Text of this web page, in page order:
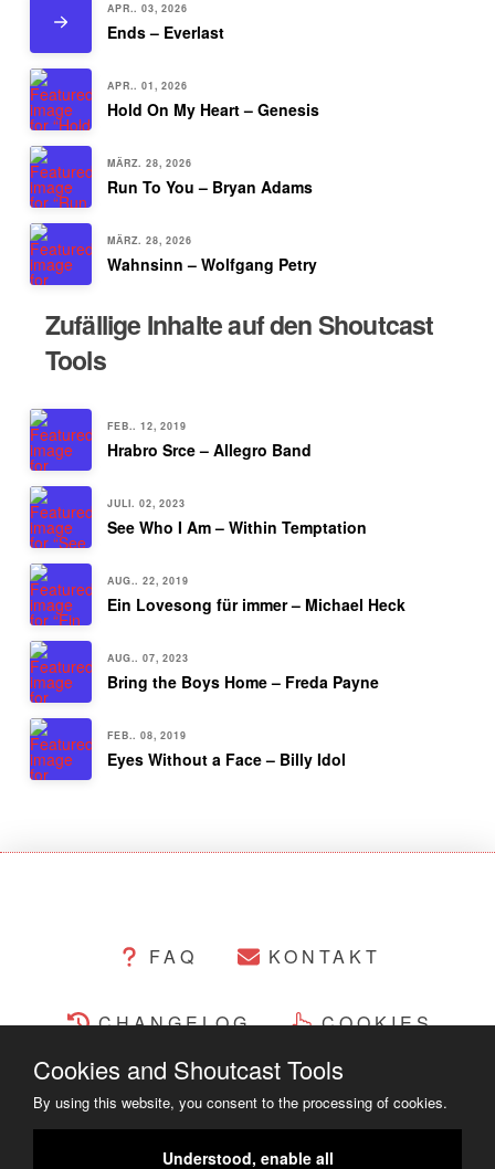
APR.. 03, 2026
Ends – Everlast
APR.. 01, 2026
Hold On My Heart – Genesis
MÄRZ. 28, 2026
Run To You – Bryan Adams
MÄRZ. 28, 2026
Wahnsinn – Wolfgang Petry
Zufällige Inhalte auf den Shoutcast
Tools
FEB.. 12, 2019
Hrabro Srce – Allegro Band
JULI. 02, 2023
See Who I Am – Within Temptation
AUG.. 22, 2019
Ein Lovesong für immer – Michael Heck
AUG.. 07, 2023
Bring the Boys Home – Freda Payne
FEB.. 08, 2019
Eyes Without a Face – Billy Idol
FAQ KONTAKT
CHANGELOG COOKIES
Cookies and Shoutcast Tools
By using this website, you consent to the processing of cookies.
Understood, enable all